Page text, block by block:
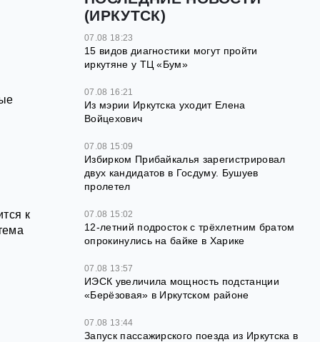
к
(ИРКУТСК)
07.08 18:23
15 видов диагностики могут пройти
иркутяне у ТЦ «Бум»
07.08 16:21
Из мэрии Иркутска уходит Елена
Войцехович
07.08 15:09
Избирком Прибайкалья зарегистрировал
двух кандидатов в Госдуму. Бушуев
пролетел
07.08 15:02
12‑летний подросток с трёхлетним братом
опрокинулись на байке в Харике
07.08 13:57
ИЭСК увеличила мощность подстанции
«Берёзовая» в Иркутском районе
07.08 13:44
Запуск пассажирского поезда из Иркутска в